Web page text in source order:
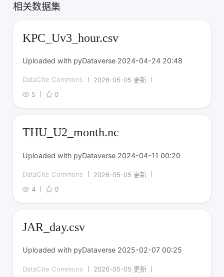
相关数据集
KPC_Uv3_hour.csv
Uploaded with pyDataverse 2024-04-24 20:48
DataCite Commons
2026-05-05 更新
5
0
THU_U2_month.nc
Uploaded with pyDataverse 2024-04-11 00:20
DataCite Commons
2026-05-05 更新
4
0
JAR_day.csv
Uploaded with pyDataverse 2025-02-07 00:25
DataCite Commons
2026-05-05 更新